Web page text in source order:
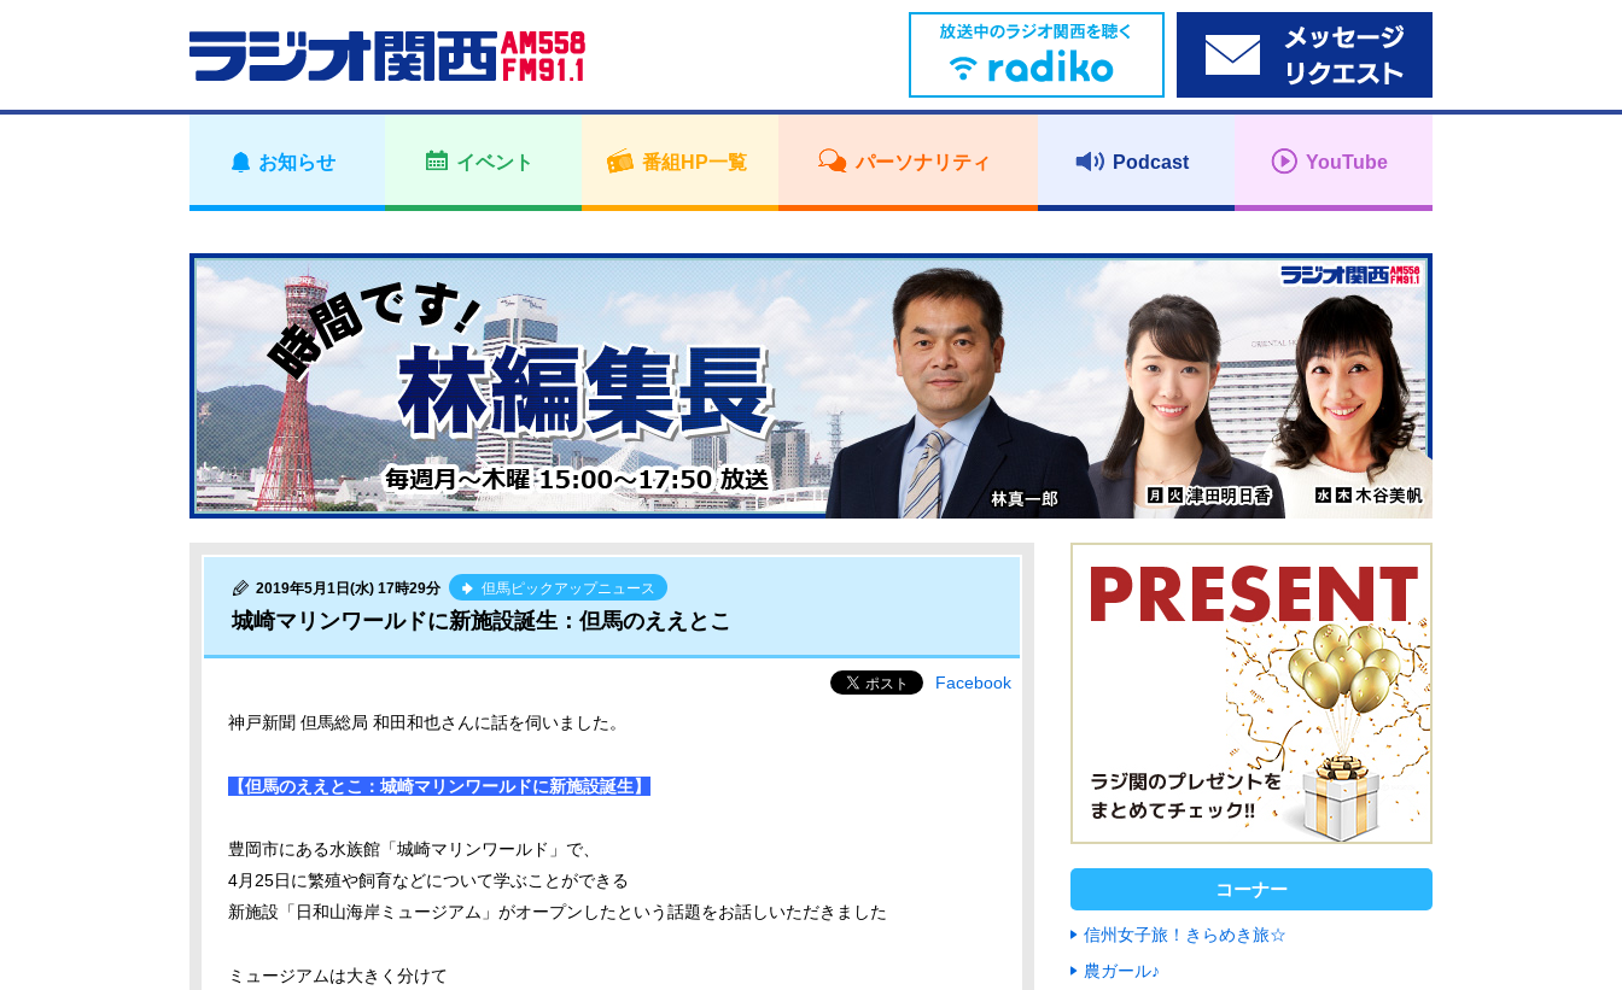
お知らせ イベント 番組HP一覧 パーソナリティ Podcast YouTube
2019年5月1日(水) 17時29分 但馬ピックアップニュース
城崎マリンワールドに新施設誕生：但馬のええとこ
Facebook
神戸新聞 但馬総局 和田和也さんに話を伺いました。
【但馬のええとこ：城崎マリンワールドに新施設誕生】
豊岡市にある水族館「城崎マリンワールド」で、
4月25日に繁殖や飼育などについて学ぶことができる
新施設「日和山海岸ミュージアム」がオープンしたという話題をお話しいただきました
ミュージアムは大きく分けて
コーナー
信州女子旅！きらめき旅☆
農ガール♪